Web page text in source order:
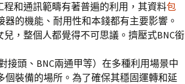
和通訊範疇有著普遍的利用，其資料包
器的機能、耐用性和本錢都有主要影響。
，整個人都覺得不可思議。擠壓式BNC銜
接頭、BNC兩通甲等）在多種利用場景中
裝備的場所。為了確保其穩固運轉和延